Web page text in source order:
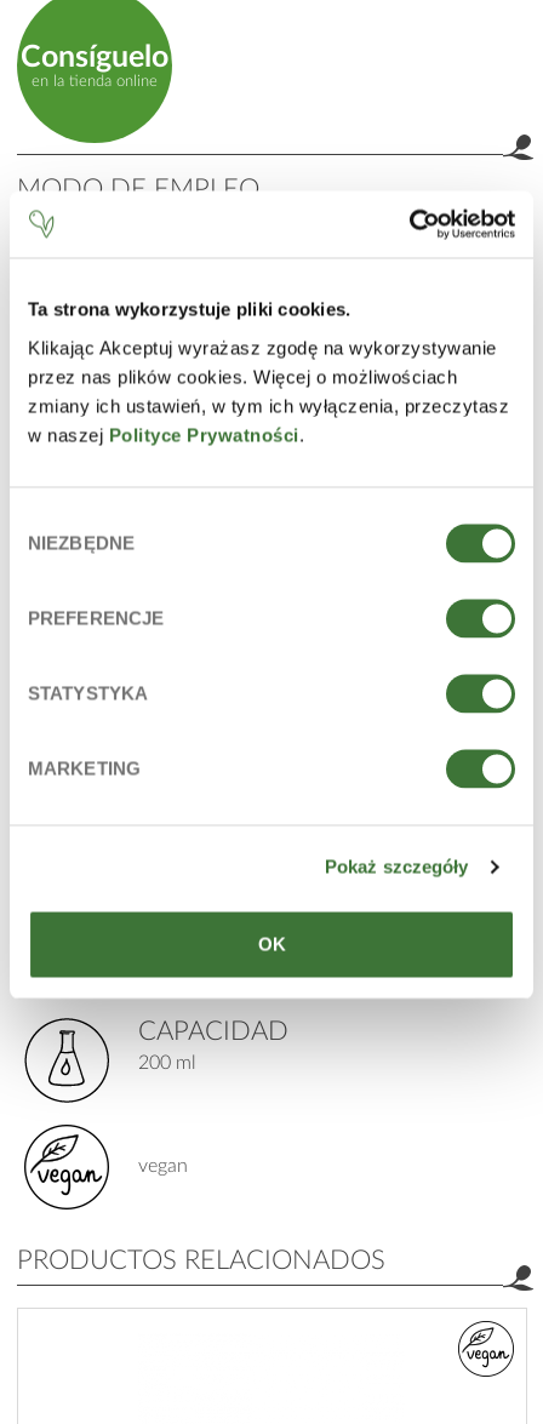
Ta strona wykorzystuje pliki cookies.
Klikając Akceptuj wyrażasz zgodę na wykorzystywanie
przez nas plików cookies. Więcej o możliwościach
zmiany ich ustawień, w tym ich wyłączenia, przeczytasz
w naszej Polityce Prywatności.
zgody
NIEZBĘDNE
PREFERENCJE
STATYSTYKA
MARKETING
Pokaż szczegóły
OK
Consíguelo
en la tienda online
MODO DE EMPLEO
Aplicar una pequeña cantidad en rostro y escote, masajear
INCI
Aqua (Water), Sodium Laureth Sulfate, Cocamidopropyl
Betaine, Coco-Glucoside, Zinc Coceth Sulfate, Glycerin,
Panthenol, Allantoin, Lactobionic Acid, Propylene Glycol,
Leptospermum Scoparium Leaf Extract, Sodium Chloride,
PEG-7 Glyceryl Cocoate, Sodium Benzoate, Parfum
La lista de ingredientes está conforme al estado actual de
fabricación de 2024.01.
INGREDIENTES PRINCIPALES
alantoína, provitamina B5 (d-panthenol), sulfato de zinc,
piel: normal, mixta, grasa
CAPACIDAD
200 ml
vegan
PRODUCTOS RELACIONADOS